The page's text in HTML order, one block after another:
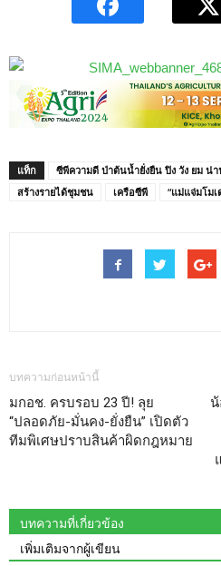
แท็ก ซีพีความดี ป่าต้นน้ำยั่งยืน ปิง วัง ยม น่
สร้างรายได้ชุมชน
เครือซีพี “แม่แจ่มโม
บทความก่อนหน้านี้
มกอช. ครบรอบ 23 ปี! ลุย
“ปลอดภัย-มั่นคง-ยั่งยืน” เปิดตัว
ทีมพิเศษปราบสินค้าผิดกฎหมาย
บทความที่เกี่ยวข้อง
เพิ่มเติมจากผู้เขียน